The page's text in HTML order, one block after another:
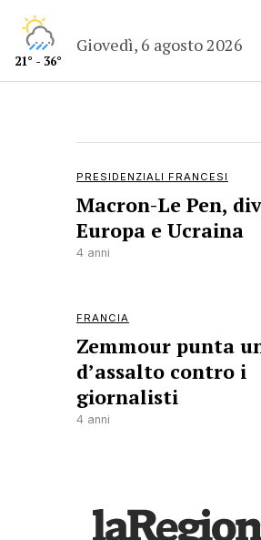
21° - 36°
Giovedì, 6 agosto 2026
PRESIDENZIALI FRANCESI
Macron-Le Pen,
Europa e Ucraina
4 anni
FRANCIA
Zemmour punta
d’assalto contro i
giornalisti
4 anni